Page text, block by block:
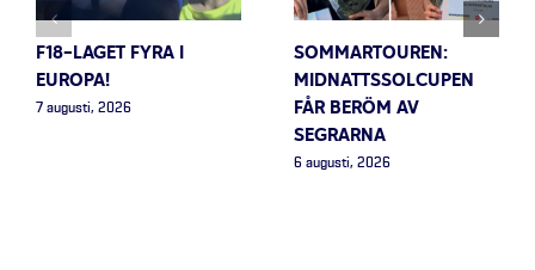
F18-LAGET FYRA I
EUROPA!
7 augusti, 2026
SOMMARTOUREN:
MIDNATTSSOLCUPEN
FÅR BERÖM AV
SEGRARNA
6 augusti, 2026